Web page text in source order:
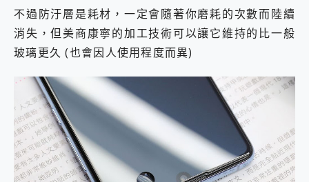
不過防汙層是耗材，一定會隨著你磨耗的次數而陸續
消失，但美商康寧的加工技術可以讓它維持的比一般
玻璃更久 (也會因人使用程度而異)